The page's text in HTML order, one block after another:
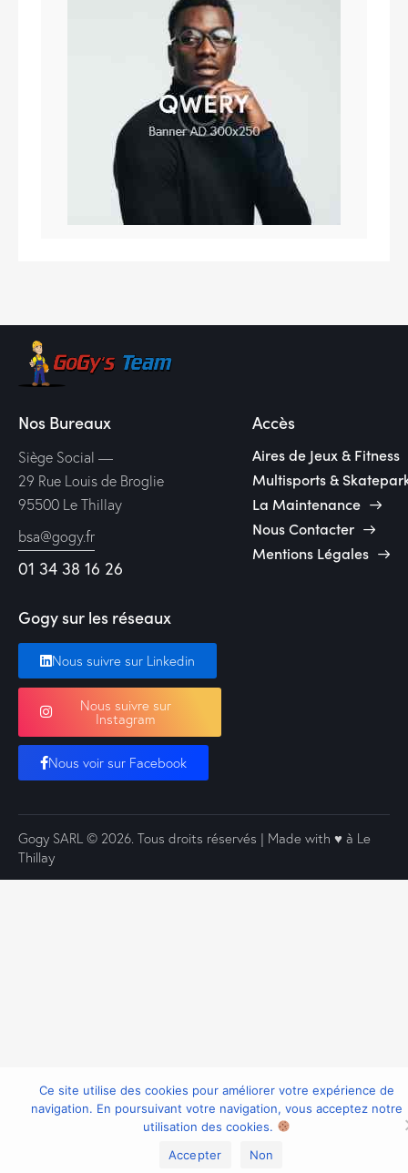
Nos Bureaux
Siège Social —
29 Rue Louis de Broglie
95500 Le Thillay
bsa@gogy.fr
01 34 38 16 26
Accès
Aires de Jeux & Fitness
Multisports &
La Maintenance
Nous Contacter
Mentions Légales
Gogy sur les réseaux
Nous suivre sur Linkedin
Nous suivre sur
Instagram
Nous voir sur Facebook
Gogy SARL © 2026. Tous droits réservés | Made with ♥️ à Le
Thillay
Ce site utilise des cookies pour améliorer votre expérience de
navigation. En poursuivant votre navigation, vous acceptez notre
utilisation des cookies.
Accepter
Non